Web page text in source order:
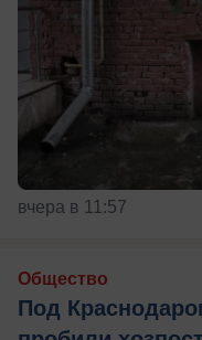
вчера в 11:57
Общество
Под